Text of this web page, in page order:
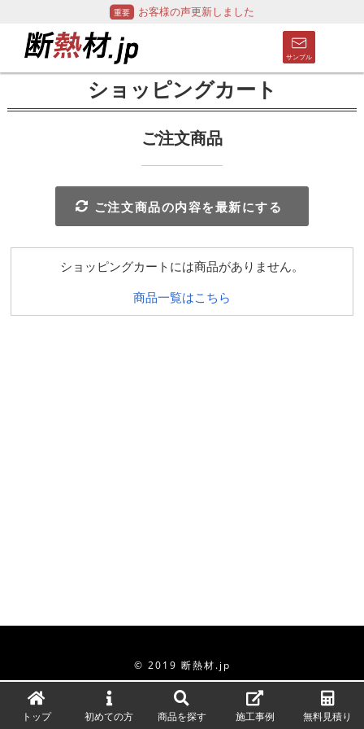
お客様の声更新しました
ショッピングカート
ご注文商品
ご注文商品の内容を最新にする
ショッピングカートには商品がありません。
商品一覧はこちら
© 2019 断熱材.jp
トップ 初めての方 商品を探す 施工事例 無料見積り